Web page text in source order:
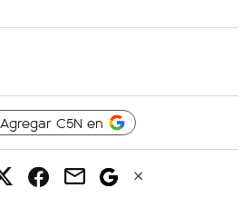
Agregar C5N en